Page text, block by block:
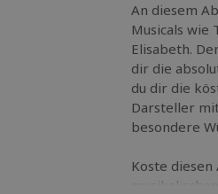
An diesem
Musicals wie
Elisabeth.
dir die
du dir die
Darsteller
besondere
Koste diesen